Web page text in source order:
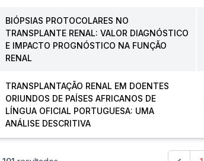
BIÓPSIAS PROTOCOLARES NO
TRANSPLANTE RENAL: VALOR DIAGNÓSTICO
E IMPACTO PROGNÓSTICO NA FUNÇÃO
RENAL
TRANSPLANTAÇÃO RENAL EM DOENTES
ORIUNDOS DE PAÍSES AFRICANOS DE
LÍNGUA OFICIAL PORTUGUESA: UMA
ANÁLISE DESCRITIVA